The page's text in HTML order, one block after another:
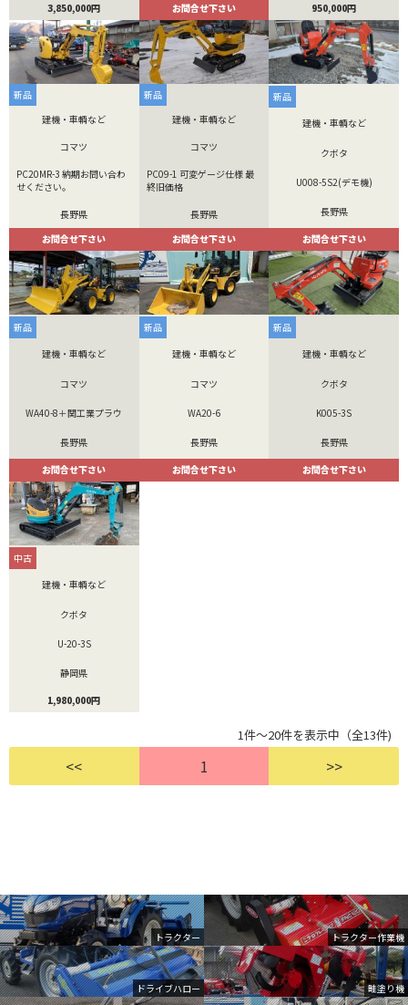
トラクター トラクター作業機
ドライブハロー 畦塗り機
3,850,000円
お問合せ下さい
950,000円
新品
建機・車輌など
コマツ
PC20MR-3 納期お問い合わ
せください。
長野県
お問合せ下さい
新品
建機・車輌など
コマツ
PC09-1 可変ゲージ仕様 最
終旧価格
長野県
お問合せ下さい
新品
建機・車輌など
クボタ
U008-5S2(デモ機)
長野県
お問合せ下さい
新品
建機・車輌など
コマツ
WA40-8＋関工業プラウ
長野県
お問合せ下さい
新品
建機・車輌など
コマツ
WA20-6
長野県
お問合せ下さい
新品
建機・車輌など
クボタ
K005-3S
長野県
お問合せ下さい
中古
建機・車輌など
クボタ
U-20-3S
静岡県
1,980,000円
1件～20件を表示中（全13件)
<< 1 >>